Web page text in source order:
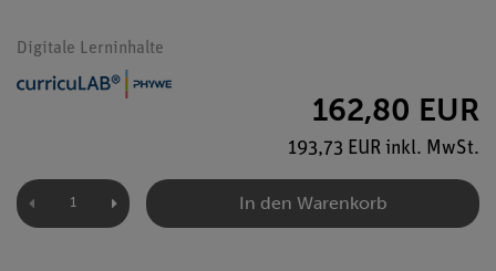
Digitale Lerninhalte
162,80 EUR
193,73 EUR inkl. MwSt.
In den Warenkorb